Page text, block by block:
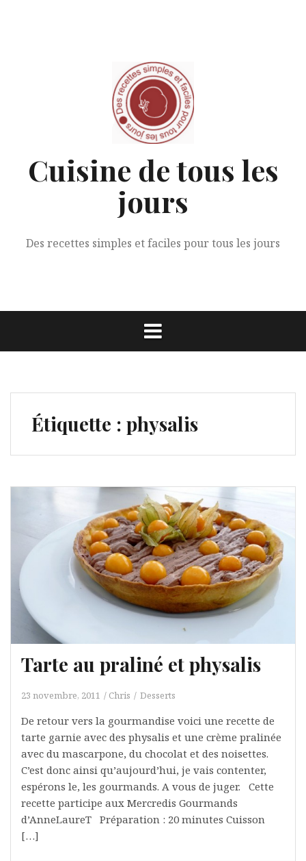
Cuisine de tous les
jours
Des recettes simples et faciles pour tous les jours
Étiquette : physalis
Tarte au praliné et physalis
23 novembre, 2011 Chris Desserts
De retour vers la gourmandise voici une recette de
tarte garnie avec des physalis et une crème pralinée
avec du mascarpone, du chocolat et des noisettes.
C’est donc ainsi qu’aujourd’hui, je vais contenter,
espérons le, les gourmands. A vous de juger. Cette
recette participe aux Mercredis Gourmands
d’AnneLaureT Préparation : 20 minutes Cuisson
[…]